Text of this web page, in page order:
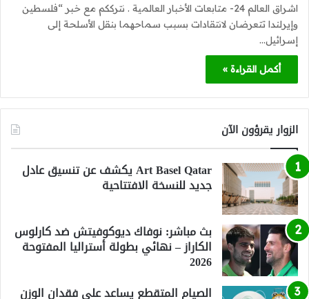
اشراق العالم 24- متابعات الأخبار العالمية . نترككم مع خبر “فلسطين
وإيرلندا تتعرضان لانتقادات بسبب سماحهما بنقل الأسلحة إلى
إسرائيل…
أكمل القراءة »
الزوار يقرؤون الآن
Art Basel Qatar يكشف عن تنسيق عادل
جديد للنسخة الافتتاحية
بث مباشر: نوفاك ديوكوفيتش ضد كارلوس
الكاراز – نهائي بطولة أستراليا المفتوحة
2026
الصيام المتقطع يساعد على فقدان الوزن